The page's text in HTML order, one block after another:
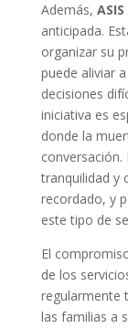
Además, ASIS
anticipada.
organizar su
puede aliviar
decisiones
iniciativa es
donde la
conversación.
tranquilidad y
recordado, y
este tipo de
El
de los
regularmente
las familias a